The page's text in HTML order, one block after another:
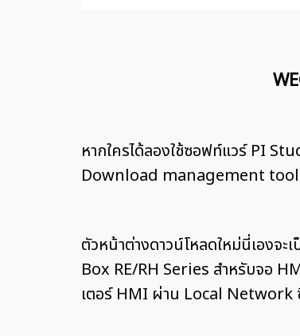
หากใครได้ลองใช้ซอฟท์แวร์ PI
Download management
ตัวหน้าต่างดาวน์โหลดใหม่นี่เองจ
Box RE/RH Series สำหรับจอ
เตอร์ HMI ผ่าน Local